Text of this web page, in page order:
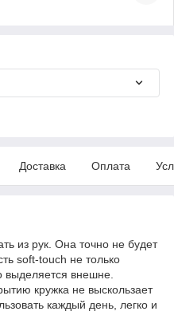
Доставка Оплата
из рук. Она точно не будет
soft-touch не только
выделяется внешне.
кружка не выскользает
каждый день, легко и